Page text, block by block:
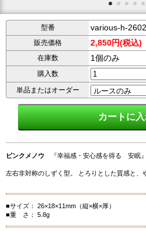
型番 various-h-
販売価格 2,850円(税込)
在庫数 1個のみ
購入数
単品またはオーダー
ピンクメノウ 『幸福感・安心感を得る 安眠』
左右非対称のしずく型。 とろりとした質感と、
■サイズ： 26×18×11mm（縦×横×厚）
■重 さ： 5.8g